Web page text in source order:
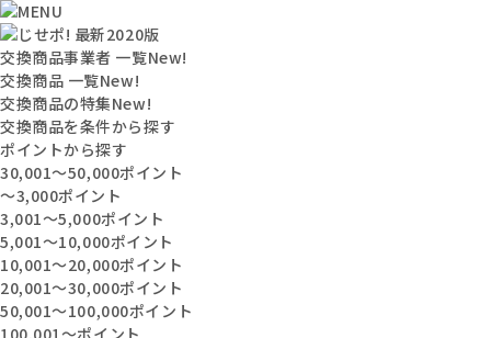
交換商品事業者 一覧New!
交換商品 一覧New!
交換商品の特集New!
交換商品を条件から探す
ポイントから探す
30,001〜50,000ポイント
〜3,000ポイント
3,001〜5,000ポイント
5,001〜10,000ポイント
10,001〜20,000ポイント
20,001〜30,000ポイント
50,001〜100,000ポイント
100,001〜ポイント